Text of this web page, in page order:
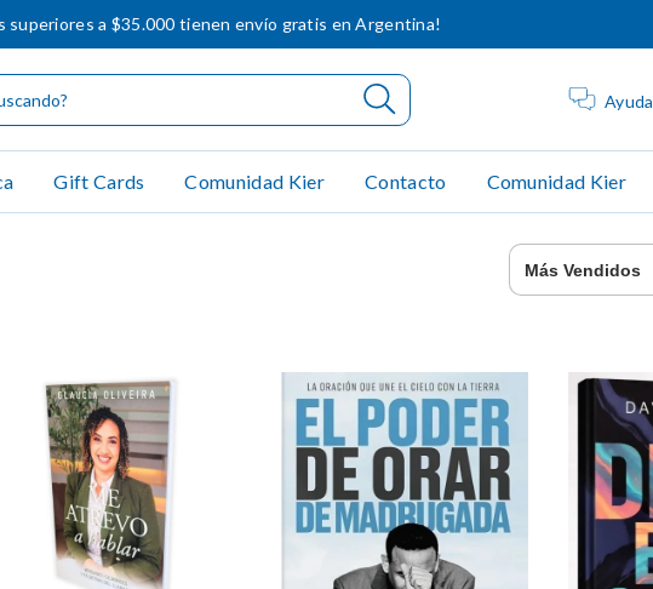
superiores a $35.000 tienen envío gratis en Argentina!
Ayuda
Gift Cards Comunidad Kier Contacto Comunidad Kier